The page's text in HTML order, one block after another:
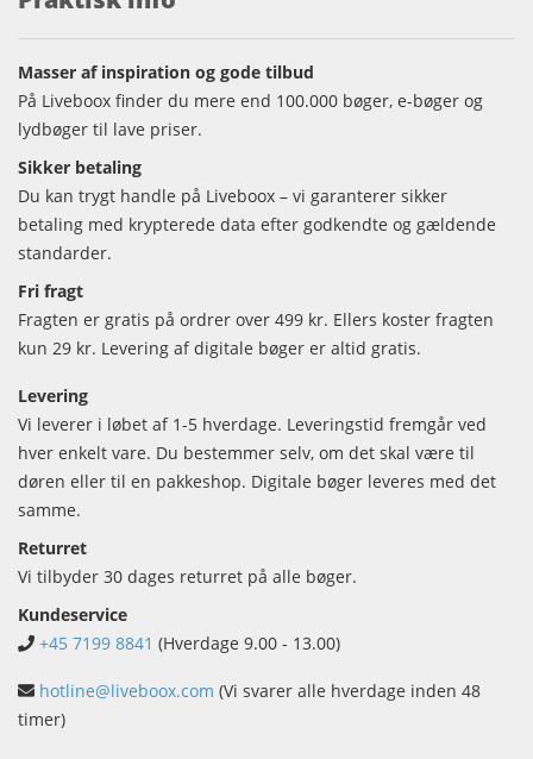
Masser af inspiration og gode tilbud
På Liveboox finder du mere end 100.000 bøger, e-bøger og
lydbøger til lave priser.
Sikker betaling
Du kan trygt handle på Liveboox – vi garanterer sikker
betaling med krypterede data efter godkendte og gældende
standarder.
Fri fragt
Fragten er gratis på ordrer over 499 kr. Ellers koster fragten
kun 29 kr. Levering af digitale bøger er altid gratis.
Levering
Vi leverer i løbet af 1-5 hverdage. Leveringstid fremgår ved
hver enkelt vare. Du bestemmer selv, om det skal være til
døren eller til en pakkeshop. Digitale bøger leveres med det
samme.
Returret
Vi tilbyder 30 dages returret på alle bøger.
Kundeservice
+45 7199 8841 (Hverdage 9.00 - 13.00)
hotline@liveboox.com (Vi svarer alle hverdage inden 48
timer)